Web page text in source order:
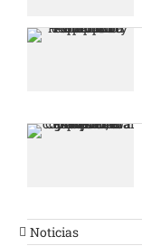
Noticias